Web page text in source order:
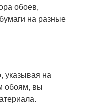
обоев,
на разные
указывая на
обоям, вы